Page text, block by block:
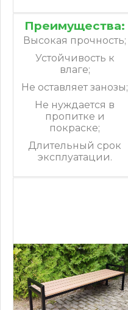
Преимущества:
Высокая прочность;
Устойчивость к
влаге;
Не оставляет занозы;
Не нуждается в
пропитке и
покраске;
Длительный срок
эксплуатации.